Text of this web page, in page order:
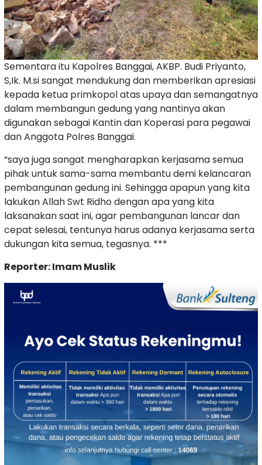
Sementara itu Kapolres Banggai, AKBP. Budi Priyanto,
S,Ik. M.si sangat mendukung dan memberikan apresiasi
kepada ketua primkopol atas upaya dan semangatnya
dalam membangun gedung yang nantinya akan
digunakan sebagai Kantin dan Koperasi para pegawai
dan Anggota Polres Banggai.
“saya juga sangat mengharapkan kerjasama semua
pihak untuk sama-sama membantu demi kelancaran
pembangunan gedung ini. Sehingga apapun yang kita
lakukan Allah Swt Ridho dengan apa yang kita
laksanakan saat ini, agar pembangunan lancar dan
cepat selesai, tentunya harus adanya kerjasama serta
dukungan kita semua, tegasnya. ***
Reporter: Imam Muslik